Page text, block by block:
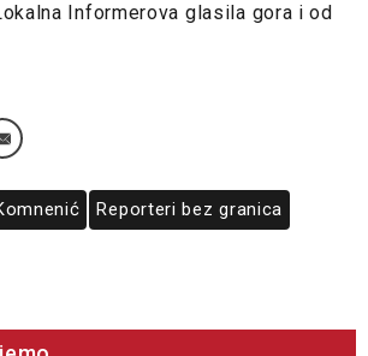
Informerova glasila gora i od
Reporteri bez granica